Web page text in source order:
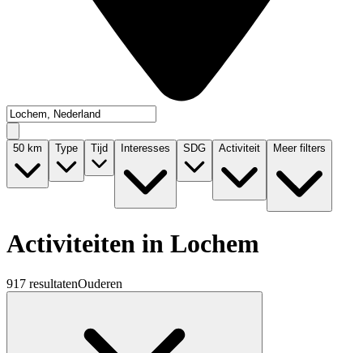
50 km Type Tijd Interesses SDG Activiteit Meer filters
Activiteiten in Lochem
917 resultatenOuderen